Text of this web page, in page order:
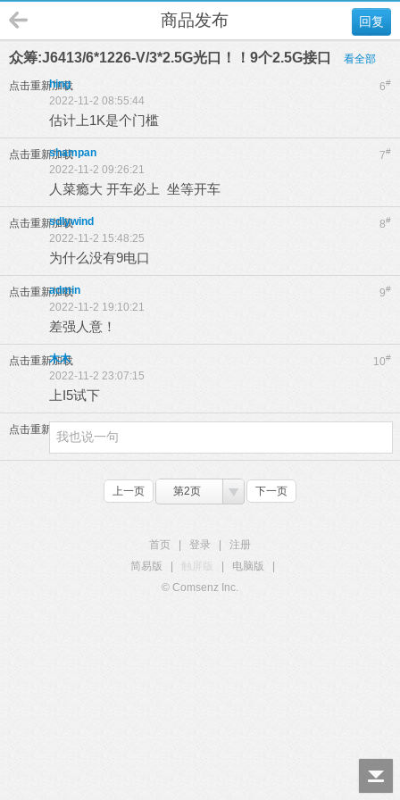
回复
商品发布
众筹:J6413/6*1226-V/3*2.5G光口！！9个2.5G接口 看全部
点击重新加载 6#
hing
2022-11-2 08:55:44
估计上1K是个门槛
点击重新加载 7#
shampan
2022-11-2 09:26:21
人菜瘾大 开车必上 坐等开车
点击重新加载 8#
sdlywind
2022-11-2 15:48:25
为什么没有9电口
点击重新加载 9#
admin
2022-11-2 19:10:21
差强人意！
点击重新加载 10#
木木
2022-11-2 23:07:15
上I5试下
点击重新加载
上一页 第2页 下一页
首页 登录
注册
简易版
触屏版 电脑版
© Comsenz Inc.